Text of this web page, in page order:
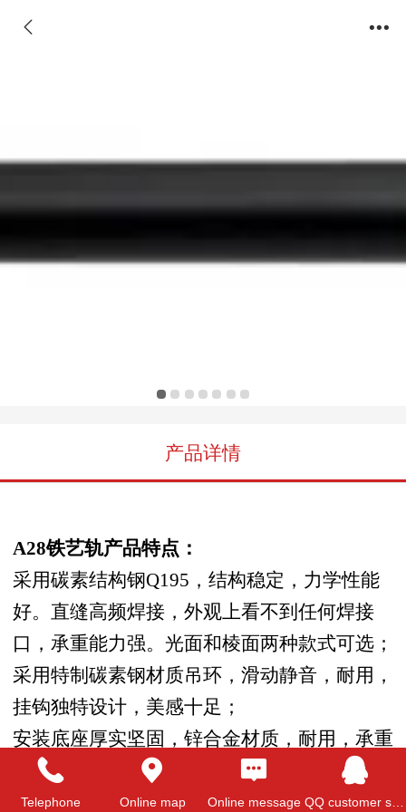
产品详情
A28铁艺轨产品特点：
采用碳素结构钢Q195，结构稳定，力学性能
好。直缝高频焊接，外观上看不到任何焊接
口，承重能力强。光面和棱面两种款式可选；
采用特制碳素钢材质吊环，滑动静音，耐用，
挂钩独特设计，美感十足；
安装底座厚实坚固，锌合金材质，耐用，承重
性强。圆形安装座，占用空间小，更美观，安
装座弹性卡扣，拆装方便。
Telephone Online map Online message